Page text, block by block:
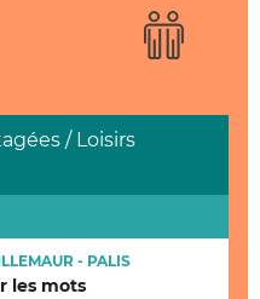
/ Loisirs
- PALIS
les mots